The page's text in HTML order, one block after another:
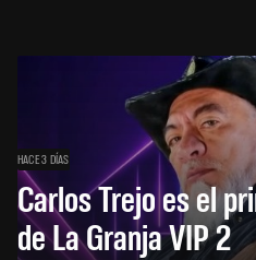
HACE 3 DÍAS
Carlos Trejo es el
de La Granja VIP 2